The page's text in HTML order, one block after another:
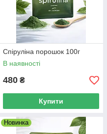
Спіруліна порошок 100г
В наявності
480 ₴
Купити
Новинка